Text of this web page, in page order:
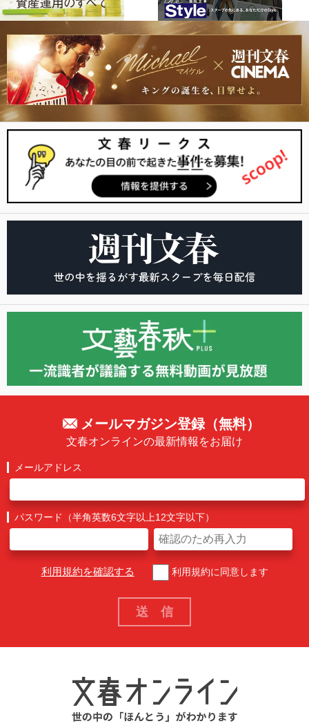
メールマガジン登録（無料）
文春オンラインの最新情報をお届け
メールアドレス
パスワード（半角英数6文字以上12文字以下）
利用規約を確認する 利用規約に同意します